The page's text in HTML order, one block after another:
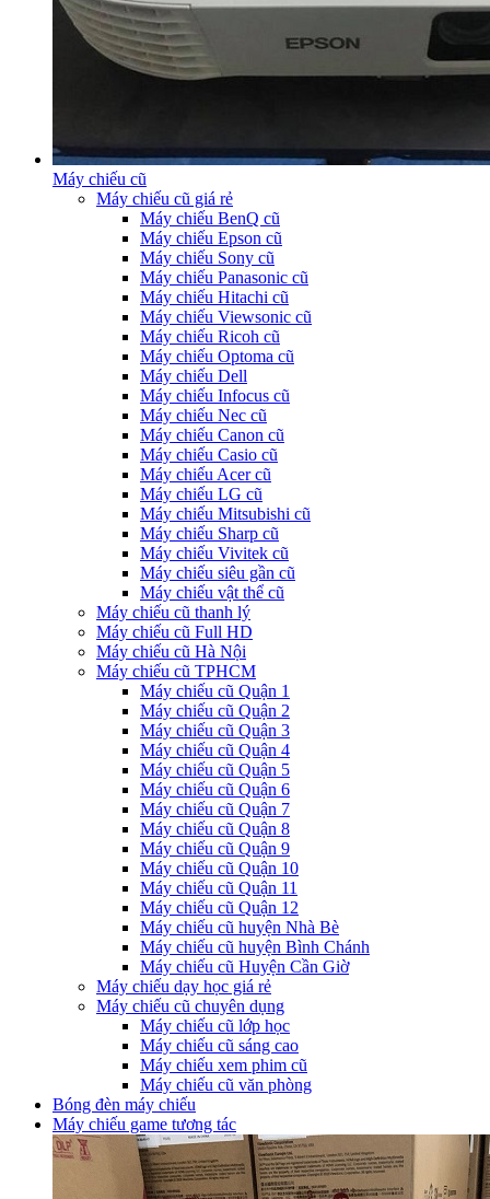
Máy chiếu cũ
Máy chiếu cũ giá rẻ
Máy chiếu BenQ cũ
Máy chiếu Epson cũ
Máy chiếu Sony cũ
Máy chiếu Panasonic cũ
Máy chiếu Hitachi cũ
Máy chiếu Viewsonic cũ
Máy chiếu Ricoh cũ
Máy chiếu Optoma cũ
Máy chiếu Dell
Máy chiếu Infocus cũ
Máy chiếu Nec cũ
Máy chiếu Canon cũ
Máy chiếu Casio cũ
Máy chiếu Acer cũ
Máy chiếu LG cũ
Máy chiếu Mitsubishi cũ
Máy chiếu Sharp cũ
Máy chiếu Vivitek cũ
Máy chiếu siêu gần cũ
Máy chiếu vật thể cũ
Máy chiếu cũ thanh lý
Máy chiếu cũ Full HD
Máy chiếu cũ Hà Nội
Máy chiếu cũ TPHCM
Máy chiếu cũ Quận 1
Máy chiếu cũ Quận 2
Máy chiếu cũ Quận 3
Máy chiếu cũ Quận 4
Máy chiếu cũ Quận 5
Máy chiếu cũ Quận 6
Máy chiếu cũ Quận 7
Máy chiếu cũ Quận 8
Máy chiếu cũ Quận 9
Máy chiếu cũ Quận 10
Máy chiếu cũ Quận 11
Máy chiếu cũ Quận 12
Máy chiếu cũ huyện Nhà Bè
Máy chiếu cũ huyện Bình Chánh
Máy chiếu cũ Huyện Cần Giờ
Máy chiếu dạy học giá rẻ
Máy chiếu cũ chuyên dụng
Máy chiếu cũ lớp học
Máy chiếu cũ sáng cao
Máy chiếu xem phim cũ
Máy chiếu cũ văn phòng
Bóng đèn máy chiếu
Máy chiếu game tương tác